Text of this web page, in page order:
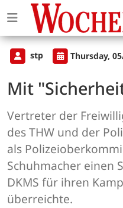
stp Thursday,
Mit
Vertreter der
des THW und der
als
Schuhmacher einen
DKMS für ihren
überreichte.